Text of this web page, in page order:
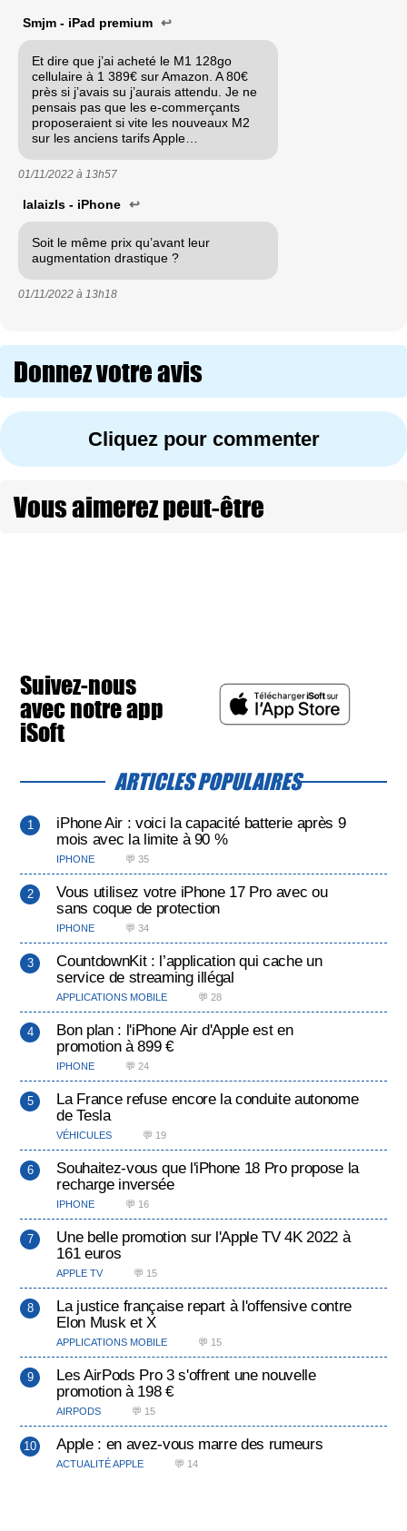
Smjm - iPad premium ↩
Et dire que j’ai acheté le M1 128go
cellulaire à 1 389€ sur Amazon. A 80€
près si j’avais su j’aurais attendu. Je ne
pensais pas que les e-commerçants
proposeraient si vite les nouveaux M2
sur les anciens tarifs Apple…
01/11/2022 à 13h57
lalaizls - iPhone ↩
Soit le même prix qu’avant leur
augmentation drastique ?
01/11/2022 à 13h18
Donnez votre avis
Cliquez pour commenter
Vous aimerez peut-être
Suivez-nous
avec notre app
iSoft
ARTICLES POPULAIRES
iPhone Air : voici la capacité batterie après 9
mois avec la limite à 90 %
IPHONE 💬 35
Vous utilisez votre iPhone 17 Pro avec ou
sans coque de protection
IPHONE 💬 34
CountdownKit : l’application qui cache un
service de streaming illégal
APPLICATIONS MOBILE 💬 28
Bon plan : l'iPhone Air d'Apple est en
promotion à 899 €
IPHONE 💬 24
La France refuse encore la conduite autonome
de Tesla
VÉHICULES 💬 19
Souhaitez-vous que l'iPhone 18 Pro propose la
recharge inversée
IPHONE 💬 16
Une belle promotion sur l'Apple TV 4K 2022 à
161 euros
APPLE TV 💬 15
La justice française repart à l'offensive contre
Elon Musk et X
APPLICATIONS MOBILE 💬 15
Les AirPods Pro 3 s'offrent une nouvelle
promotion à 198 €
AIRPODS 💬 15
Apple : en avez-vous marre des rumeurs
ACTUALITÉ APPLE 💬 14